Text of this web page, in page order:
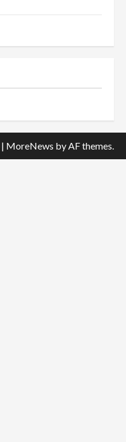
| MoreNews by AF themes.